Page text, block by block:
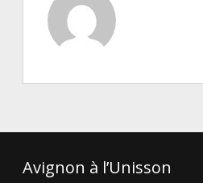
Avignon à l’Unisson